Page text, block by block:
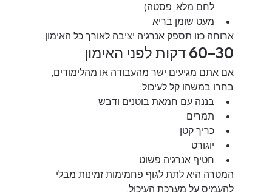
לחם מלא, פסטה)
מעט שומן בריא
ארוחה כזו תספק אנרגיה יציבה לאורך כל האימון.
30–60 דקות לפני האימון
אם אתם מגיעים ישר מהעבודה או מהלימודים,
בחרו במשהו קל לעיכול:
בננה עם חמאת בוטנים ודבש
תמרים
כריך קטן
יוגורט
חטיף אנרגיה פשוט
המטרה היא לתת לגוף פחמימות זמינות מבלי
להעמיס על מערכת העיכול.